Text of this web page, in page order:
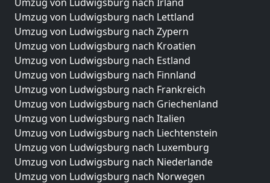
Umzug von Ludwigsburg nach Lettland
Umzug von Ludwigsburg nach Zypern
Umzug von Ludwigsburg nach Kroatien
Umzug von Ludwigsburg nach Estland
Umzug von Ludwigsburg nach Finnland
Umzug von Ludwigsburg nach Frankreich
Umzug von Ludwigsburg nach Griechenland
Umzug von Ludwigsburg nach Italien
Umzug von Ludwigsburg nach Liechtenstein
Umzug von Ludwigsburg nach Luxemburg
Umzug von Ludwigsburg nach Niederlande
Umzug von Ludwigsburg nach Norwegen